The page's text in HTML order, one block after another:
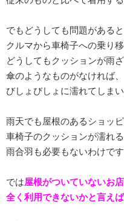
でもどうしても問題があると
クルマから車椅子への乗り移
どうしてもクッションが雨
傘のようなものがなければ、
びしょびしょに濡れてしまい
雨天でも屋根のあるショッ
車椅子のクッションが濡れ
雨合羽も必要もないわけです
では屋根がついていないお
全く利用できないかと言え